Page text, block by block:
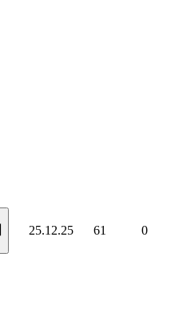
25.12.25 61 0